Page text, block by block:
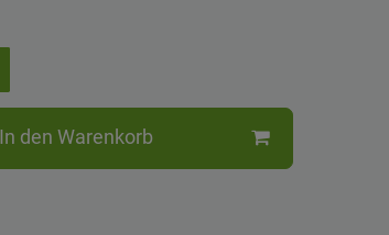
In den Warenkorb